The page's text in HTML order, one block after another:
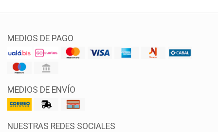
MEDIOS DE PAGO
MEDIOS DE ENVÍO
NUESTRAS REDES SOCIALES